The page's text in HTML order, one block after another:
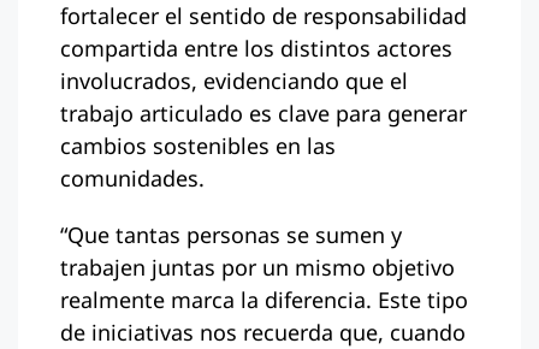
fortalecer el sentido de responsabilidad
compartida entre los distintos actores
involucrados, evidenciando que el
trabajo articulado es clave para generar
cambios sostenibles en las
comunidades.
“Que tantas personas se sumen y
trabajen juntas por un mismo objetivo
realmente marca la diferencia. Este tipo
de iniciativas nos recuerda que, cuando